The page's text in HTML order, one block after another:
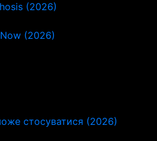
(2026)
(2026)
стосуватися (2026)